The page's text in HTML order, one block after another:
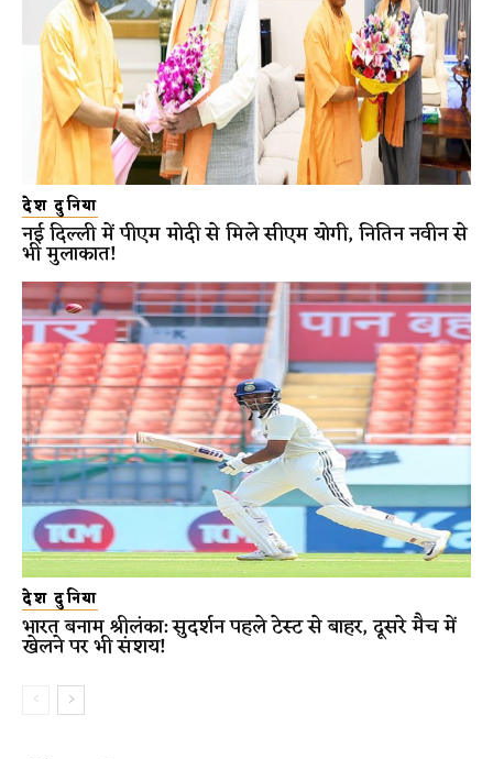
देश दुनिया
नई दिल्ली में पीएम मोदी से मिले सीएम योगी, नितिन नवीन से
भी मुलाकात!
देश दुनिया
भारत बनाम श्रीलंका: सुदर्शन पहले टेस्ट से बाहर, दूसरे मैच में
खेलने पर भी संशय!